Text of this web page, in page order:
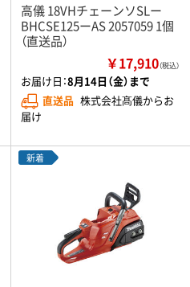
高儀 18VHチェーンソSLー
BHCSE125ーAS 2057059 1個
（直送品）
￥17,910（税込）
お届け日：8月14日（金）まで
直送品 株式会社髙儀からお
届け
新着